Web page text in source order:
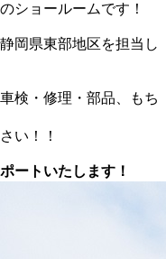
ショールームです！
岡県東部地区を担当し
検・修理・部品、もち
い！！
ートいたします！